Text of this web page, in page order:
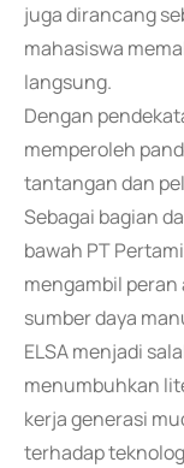
juga dirancang
mahasiswa
langsung.
Dengan
memperoleh
tantangan dan
Sebagai bagian
bawah PT
mengambil
sumber daya
ELSA menjadi
menumbuhkan
kerja generasi
terhadap